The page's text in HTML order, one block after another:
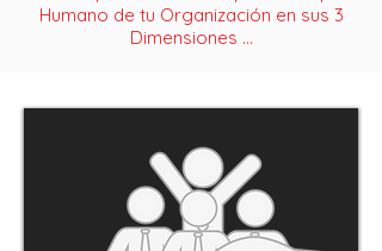
Humano de tu Organización en sus 3
Dimensiones ...